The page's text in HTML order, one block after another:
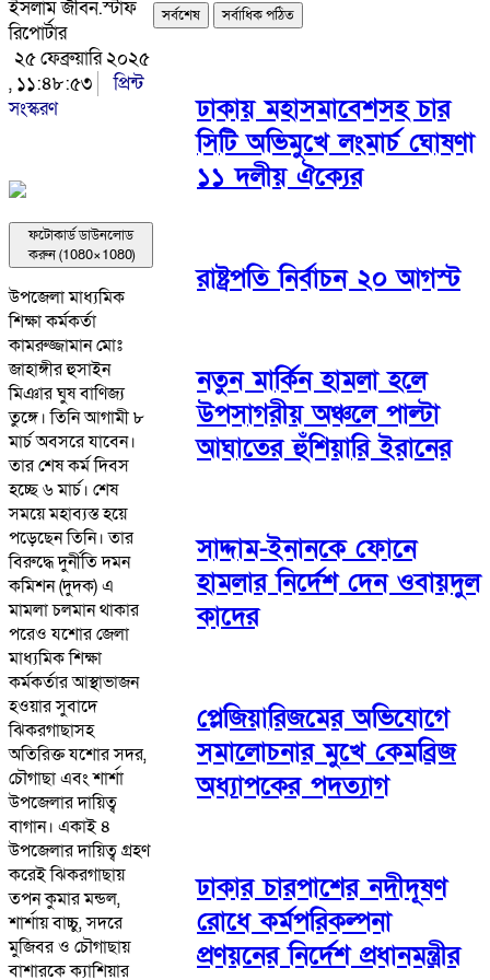
ইসলাম জীবন.স্টাফ
রিপোর্টার
২৫ ফেব্রুয়ারি ২০২৫
, ১১:৪৮:৫৩
প্রিন্ট
সংস্করণ
ফটোকার্ড ডাউনলোড
করুন (1080×1080)
উপজেলা মাধ্যমিক
শিক্ষা কর্মকর্তা
কামরুজ্জামান মোঃ
জাহাঙ্গীর হুসাইন
মিঞার ঘুষ বাণিজ্য
তুঙ্গে। তিনি আগামী ৮
মার্চ অবসরে যাবেন।
তার শেষ কর্ম দিবস
হচ্ছে ৬ মার্চ। শেষ
সময়ে মহাব্যস্ত হয়ে
পড়েছেন তিনি। তার
বিরুদ্ধে দুর্নীতি দমন
কমিশন (দুদক) এ
মামলা চলমান থাকার
পরেও যশোর জেলা
মাধ্যমিক শিক্ষা
কর্মকর্তার আস্থাভাজন
হওয়ার সুবাদে
ঝিকরগাছাসহ
অতিরিক্ত যশোর সদর,
চৌগাছা এবং শার্শা
উপজেলার দায়িত্ব
বাগান। একাই ৪
উপজেলার দায়িত্ব গ্রহণ
করেই ঝিকরগাছায়
তপন কুমার মন্ডল,
শার্শায় বাচ্চু, সদরে
মুজিবর ও চৌগাছায়
বাশারকে ক্যাশিয়ার
সর্বশেষ সর্বাধিক পঠিত
ঢাকায় মহাসমাবেশসহ চার
সিটি অভিমুখে লংমার্চ ঘোষণা
১১ দলীয় ঐক্যের
রাষ্ট্রপতি নির্বাচন ২০ আগস্ট
নতুন মার্কিন হামলা হলে
উপসাগরীয় অঞ্চলে পাল্টা
আঘাতের হুঁশিয়ারি ইরানের
সাদ্দাম-ইনানকে ফোনে
হামলার নির্দেশ দেন ওবায়দুল
কাদের
প্লেজিয়ারিজমের অভিযোগে
সমালোচনার মুখে কেমব্রিজ
অধ্যাপকের পদত্যাগ
ঢাকার চারপাশের নদীদূষণ
রোধে কর্মপরিকল্পনা
প্রণয়নের নির্দেশ প্রধানমন্ত্রীর